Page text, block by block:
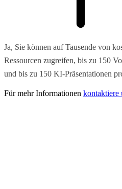
Ja, Sie können auf Tausende von
Ressourcen zugreifen, bis zu 150
und bis zu 150 KI-Präsentationen
Für mehr Informationen kontaktiere